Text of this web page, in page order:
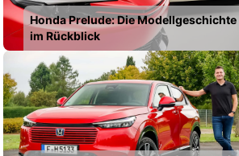
Honda Prelude: Die Modellgeschichte
im Rückblick